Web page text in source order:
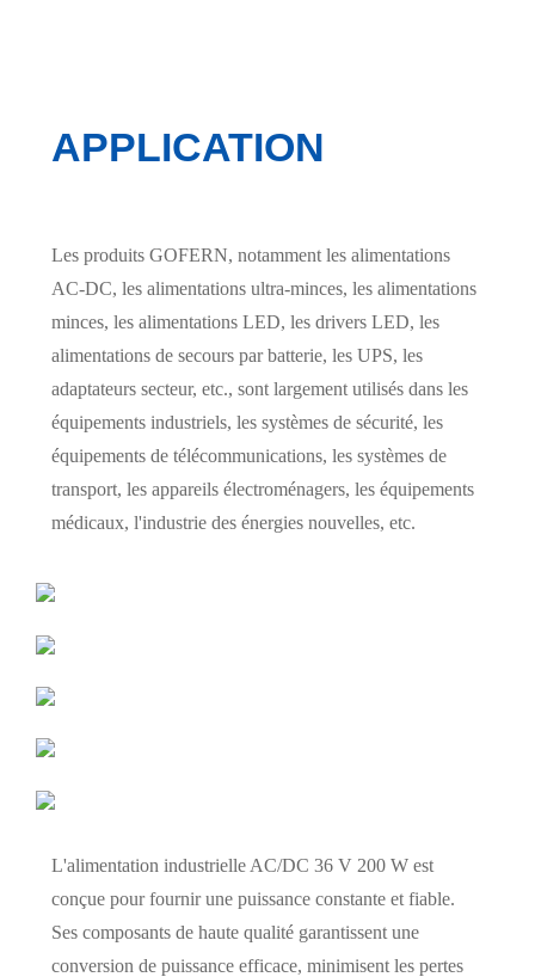
APPLICATION
Les produits GOFERN, notamment les alimentations
AC-DC, les alimentations ultra-minces, les alimentations
minces, les alimentations LED, les drivers LED, les
alimentations de secours par batterie, les UPS, les
adaptateurs secteur, etc., sont largement utilisés dans les
équipements industriels, les systèmes de sécurité, les
équipements de télécommunications, les systèmes de
transport, les appareils électroménagers, les équipements
médicaux, l'industrie des énergies nouvelles, etc.
L'alimentation industrielle AC/DC 36 V 200 W est
conçue pour fournir une puissance constante et fiable.
Ses composants de haute qualité garantissent une
conversion de puissance efficace, minimisent les pertes